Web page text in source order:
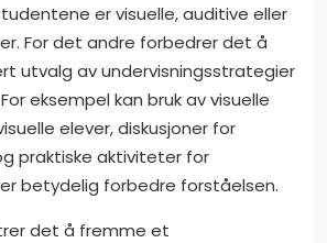
er visuelle, auditive eller
For det andre forbedrer det å
utvalg av undervisningsstrategier
eksempel kan bruk av visuelle
elever, diskusjoner for
praktiske aktiviteter for
betydelig forbedre forståelsen.
det å fremme et